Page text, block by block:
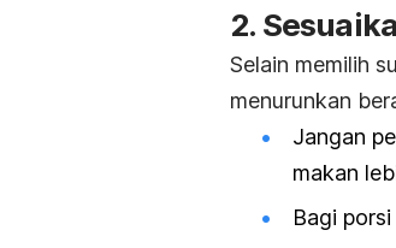
2.
Selain memilih
menurunkan
Jangan
makan
Bagi